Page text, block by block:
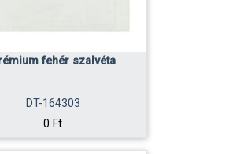
fehér szalvéta
DT-164303
0 Ft